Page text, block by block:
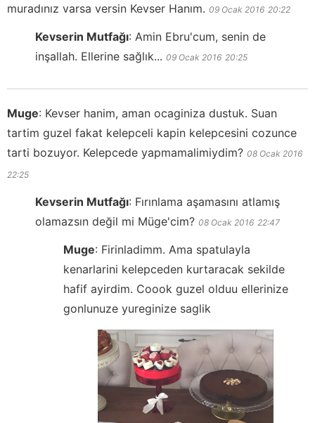
muradınız varsa versin Kevser Hanım. 09 Ocak 2016 20:22
Kevserin Mutfağı: Amin Ebru'cum, senin de
inşallah. Ellerine sağlık... 09 Ocak 2016 20:25
Muge: Kevser hanim, aman ocaginiza dustuk. Suan
tartim guzel fakat kelepceli kapin kelepcesini cozunce
tarti bozuyor. Kelepcede yapmamalimiydim? 08 Ocak 2016
22:25
Kevserin Mutfağı: Fırınlama aşamasını atlamış
olamazsın değil mi Müge'cim? 08 Ocak 2016 22:47
Muge: Firinladimm. Ama spatulayla
kenarlarini kelepceden kurtaracak sekilde
hafif ayirdim. Coook guzel olduu ellerinize
gonlunuze yureginize saglik